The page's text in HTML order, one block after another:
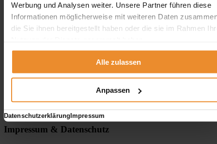
Werbung und Analysen weiter. Unsere Partner führen diese
Informationen möglicherweise mit weiteren Daten
die Sie ihnen bereitgestellt haben oder die sie im Rahmen
Alle zulassen
Anpassen
DatenschutzerklärungImpressum
Kontakt
Wolfgang Schlösser UG (Haftungsbeschränkt)
50739 Köln
angebot@oeltank24.com
Impressum & Datenschutz